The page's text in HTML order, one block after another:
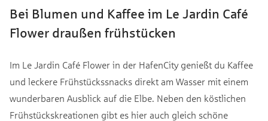
Bei Blumen und Kaffee im Le Jardin Café
Flower draußen frühstücken
Im Le Jardin Café Flower in der HafenCity genießt du Kaffee
und leckere Frühstückssnacks direkt am Wasser mit einem
wunderbaren Ausblick auf die Elbe. Neben den köstlichen
Frühstückskreationen gibt es hier auch gleich schöne